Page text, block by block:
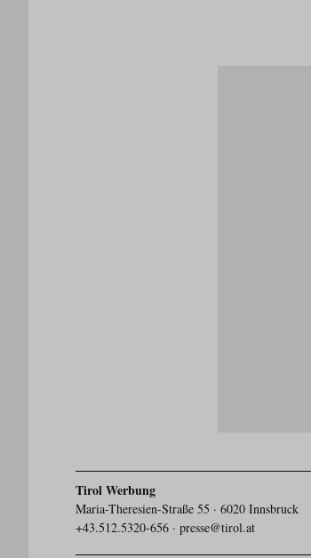
Tirol Werbung
Maria-Theresien-Straße 55 · 6020 Innsbruck
+43.512.5320-656 · presse@tirol.at